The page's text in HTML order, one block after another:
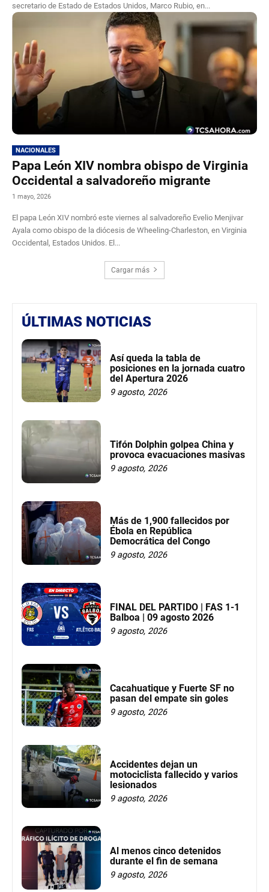
secretario de Estado de Estados Unidos, Marco Rubio, en...
NACIONALES
Papa León XIV nombra obispo de Virginia
Occidental a salvadoreño migrante
1 mayo, 2026
El papa León XIV nombró este viernes al salvadoreño Evelio Menjivar
Ayala como obispo de la diócesis de Wheeling-Charleston, en Virginia
Occidental, Estados Unidos. El...
Cargar más
ÚLTIMAS NOTICIAS
Así queda la tabla de
posiciones en la jornada cuatro
del Apertura 2026
9 agosto, 2026
Tifón Dolphin golpea China y
provoca evacuaciones masivas
9 agosto, 2026
Más de 1,900 fallecidos por
Ébola en República
Democrática del Congo
9 agosto, 2026
FINAL DEL PARTIDO | FAS 1-1
Balboa | 09 agosto 2026
9 agosto, 2026
Cacahuatique y Fuerte SF no
pasan del empate sin goles
9 agosto, 2026
Accidentes dejan un
motociclista fallecido y varios
lesionados
9 agosto, 2026
Al menos cinco detenidos
durante el fin de semana
9 agosto, 2026